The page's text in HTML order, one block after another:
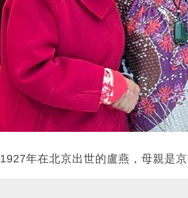
1927年在北京出世的盧燕，母親是